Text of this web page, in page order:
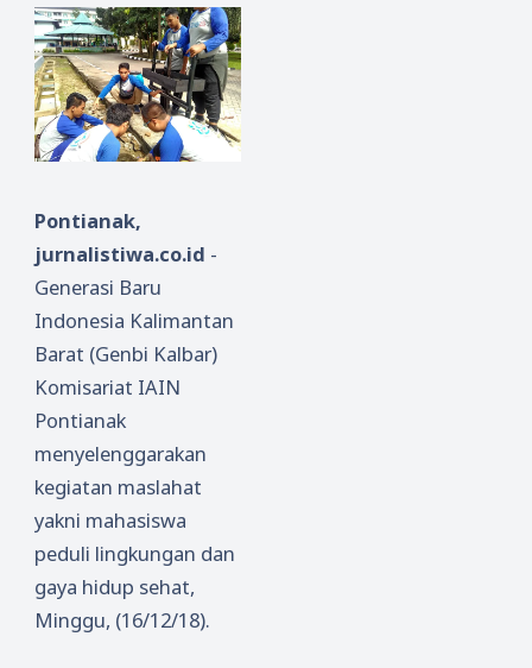
Pontianak,
jurnalistiwa.co.id -
Generasi Baru
Indonesia Kalimantan
Barat (Genbi Kalbar)
Komisariat IAIN
Pontianak
menyelenggarakan
kegiatan maslahat
yakni mahasiswa
peduli lingkungan dan
gaya hidup sehat,
Minggu, (16/12/18).